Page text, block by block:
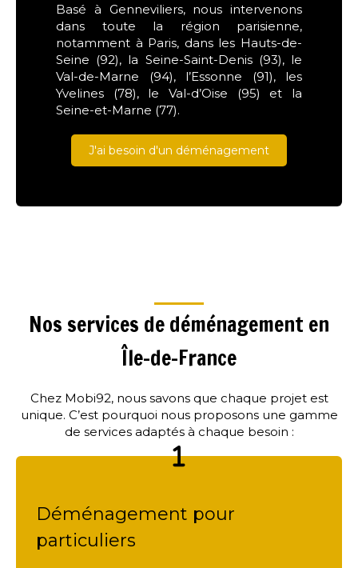
Basé à Genneviliers, nous intervenons
dans toute la région parisienne,
notamment à Paris, dans les Hauts-de-
Seine (92), la Seine-Saint-Denis (93), le
Val-de-Marne (94), l’Essonne (91), les
Yvelines (78), le Val-d’Oise (95) et la
Seine-et-Marne (77).
J'ai besoin d'un déménagement
Nos services de déménagement en
Île-de-France
Chez Mobi92, nous savons que chaque projet est
unique. C’est pourquoi nous proposons une gamme
de services adaptés à chaque besoin :
Déménagement pour
particuliers